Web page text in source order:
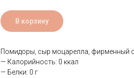
В корзину
Помидоры, сыр моцарелла, фирменный
— Калорийность: 0 ккал
— Белки: 0 г